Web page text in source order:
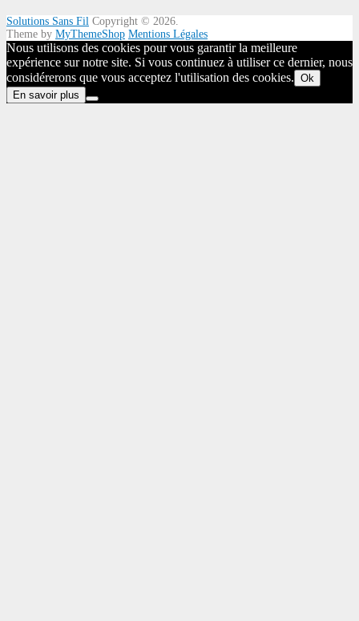
Solutions Sans Fil Copyright © 2026.
Theme by MyThemeShop Mentions Légales
Nous utilisons des cookies pour vous garantir la meilleure
expérience sur notre site. Si vous continuez à utiliser ce dernier, nous
considérerons que vous acceptez l'utilisation des cookies. Ok
En savoir plus